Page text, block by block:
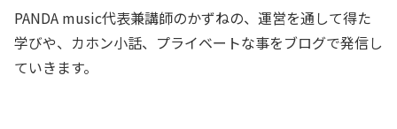
PANDA music代表兼講師のかずねの、運営を通して得た
学びや、カホン小話、プライベートな事をブログで発信し
ていきます。